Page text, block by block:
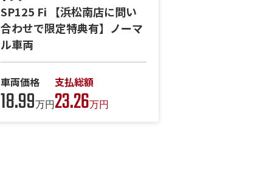
SP125 Fi 【浜松南店に問い
合わせで限定特典有】ノーマ
ル車両
車両価格
18.99万円
支払総額
23.26万円